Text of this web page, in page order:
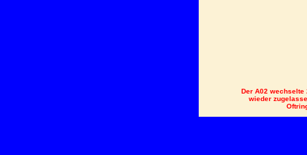
Der A02 wechselte
wieder